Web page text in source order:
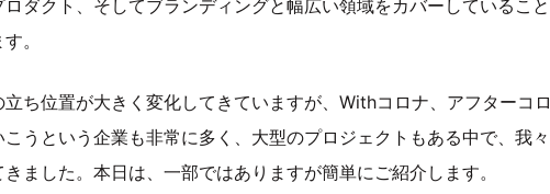
ダクト、そしてブランディングと幅広い領域をカバーしていること
。
ち位置が大きく変化してきていますが、Withコロナ、アフターコロ
うという企業も非常に多く、大型のプロジェクトもある中で、我々
ました。本日は、一部ではありますが簡単にご紹介します。